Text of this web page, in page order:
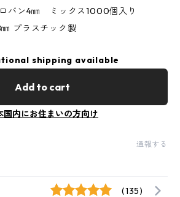
バン4㎜ ミックス1000個入り
プラスチック製
shipping available
Add to cart
国内にお住まいの方向け
通報する
(135)